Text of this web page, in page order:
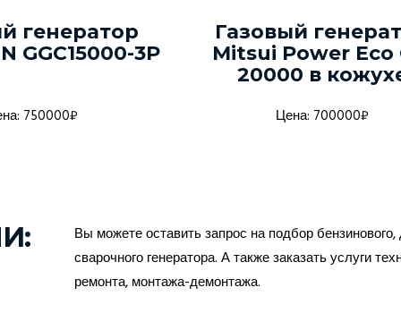
генератор
GGC15000-3P
750000₽
Газовый
Mitsui Power Eco
20000 в
Цена: 700000₽
Вы можете оставить запрос на подбор бензинового,
сварочного генератора. А также заказать услуги
ремонта, монтажа-демонтажа.